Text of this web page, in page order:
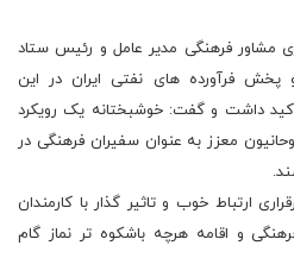
مشاور فرهنگی مدیر عامل و رئیس ستاد
پخش فرآورده های نفتی ایران در این
داشت و گفت: خوشبختانه یک رویکرد
معزز به عنوان سفیران فرهنگی در
ارتباط خوب و تاثیر گذار با کارمندان
و اقامه هرچه باشکوه تر نماز گام